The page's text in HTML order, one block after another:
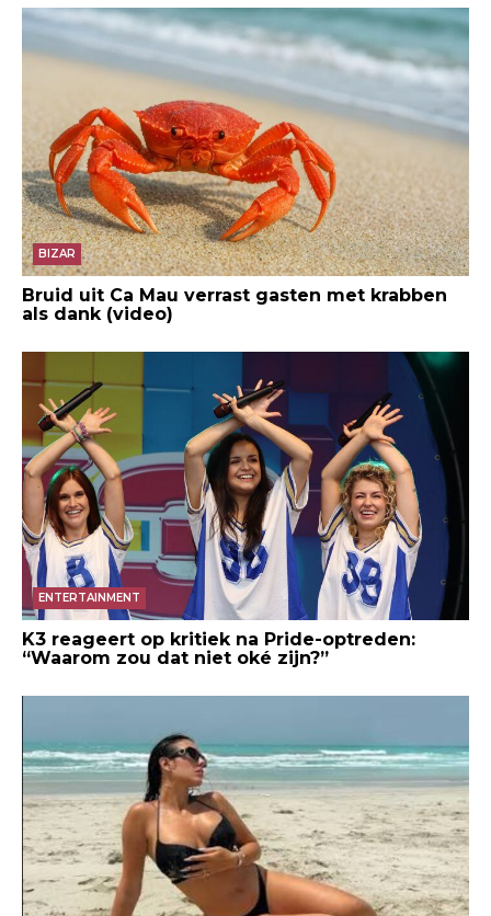
BIZAR
Bruid uit Ca Mau verrast gasten met krabben
als dank (video)
ENTERTAINMENT
K3 reageert op kritiek na Pride-optreden:
“Waarom zou dat niet oké zijn?”